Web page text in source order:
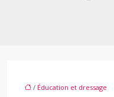
/ Éducation et dressage